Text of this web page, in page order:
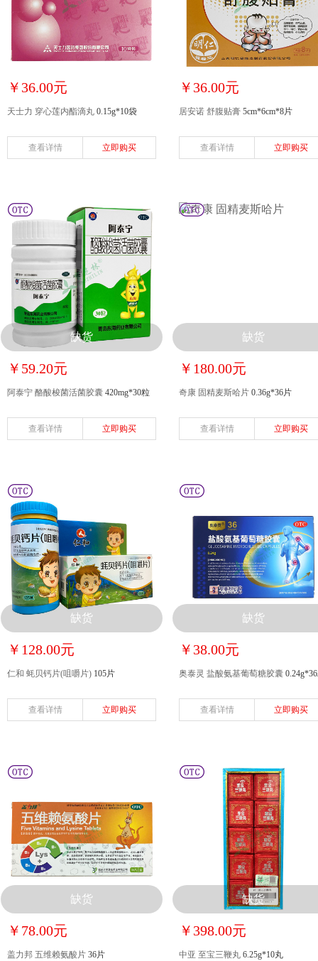
￥36.00元
天士力 穿心莲内酯滴丸 0.15g*10袋
查看详情 立即购买
￥36.00元
居安诺 舒腹贴膏 5cm*6cm*8片
查看详情 立即购买
￥59.20元
阿泰宁 酪酸梭菌活菌胶囊 420mg*30粒
缺货
查看详情 立即购买
￥180.00元
奇康 固精麦斯哈片 0.36g*36片
缺货
查看详情 立即购买
￥128.00元
仁和 蚝贝钙片(咀嚼片) 105片
缺货
查看详情 立即购买
￥38.00元
奥泰灵 盐酸氨基葡萄糖胶囊
缺货
查看详情 立即购买
￥78.00元
盖力邦 五维赖氨酸片 36片
缺货
￥398.00元
中亚 至宝三鞭丸 6.25g*10丸
缺货